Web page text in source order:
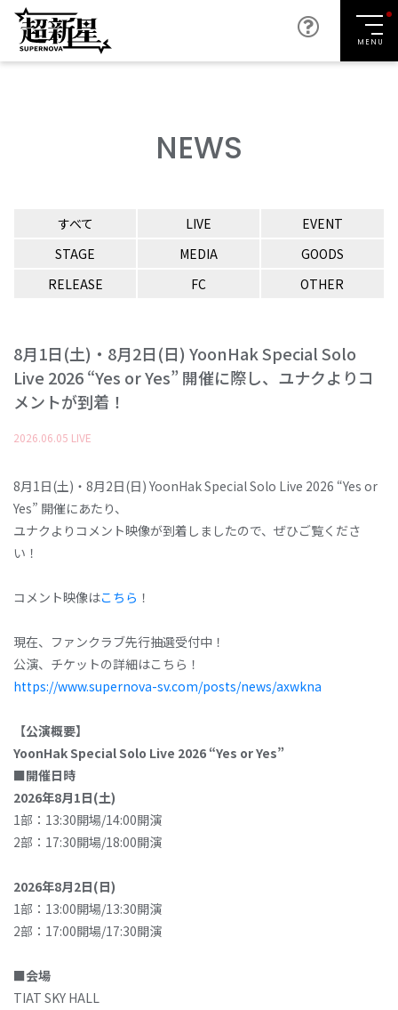
MENU
NEWS
すべて LIVE
EVENT
STAGE
MEDIA
GOODS
RELEASE
FC OTHER
8月1日(土)・8月2日(日) YoonHak Special Solo
Live 2026 “Yes or Yes” 開催に際し、ユナクよりコ
メントが到着！
2026.06.05 LIVE
8月1日(土)・8月2日(日) YoonHak Special Solo Live 2026 “Yes or
Yes” 開催にあたり、
ユナクよりコメント映像が到着しましたので、ぜひご覧くださ
い！
コメント映像はこちら ！
現在、ファンクラブ先行抽選受付中！
公演、チケットの詳細はこちら！
https://www.supernova-sv.com/posts/news/axwkna
【公演概要】
YoonHak Special Solo Live 2026 “Yes or Yes”
■開催日時
2026年8月1日(土)
1部：13:30開場/14:00開演
2部：17:30開場/18:00開演
2026年8月2日(日)
1部：13:00開場/13:30開演
2部：17:00開場/17:30開演
■会場
TIAT SKY HALL